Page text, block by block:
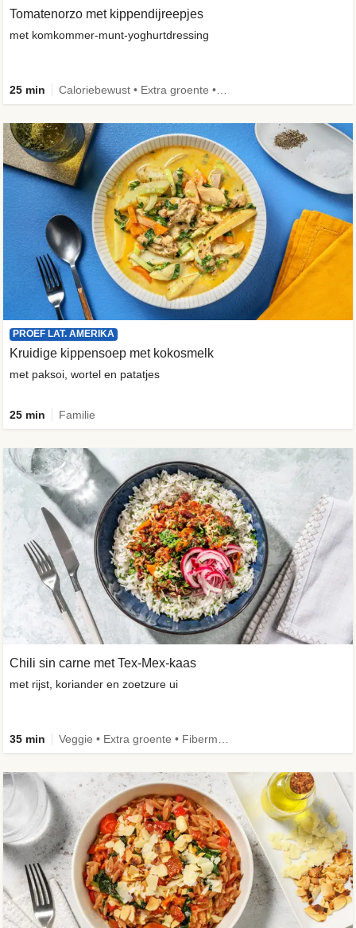
Tomatenorzo met kippendijreepjes
met komkommer-munt-yoghurtdressing
25 min
PROEF LAT. AMERIKA
Kruidige kippensoep met kokosmelk
met paksoi, wortel en patatjes
25 min Familie
Chili sin carne met Tex-Mex-kaas
met rijst, koriander en zoetzure ui
35 min